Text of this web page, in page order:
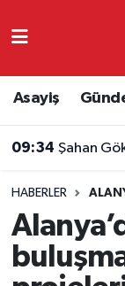
Asayiş
09:34 Şahan
HABERLER
Ekonomi
Resmi
Antalya
Süper Lig